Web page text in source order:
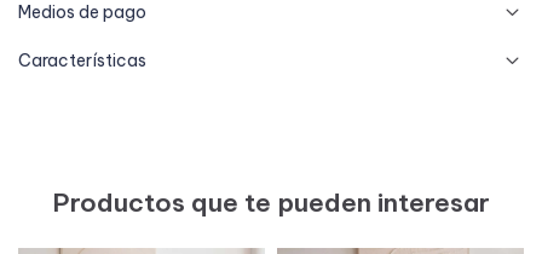
Medios de pago
Características
Productos que te pueden interesar